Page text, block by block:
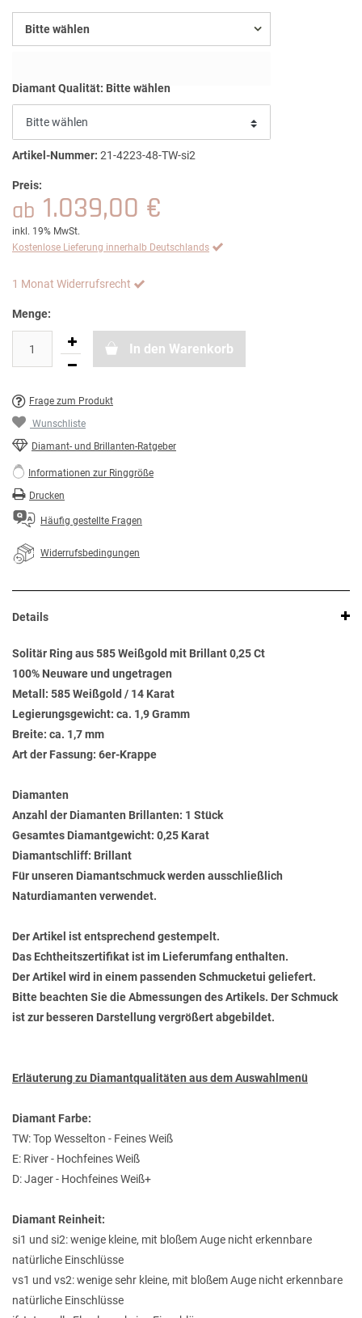
Bitte wählen
Diamant Qualität: Bitte wählen
Artikel-Nummer: 21-4223-48-TW-si2
Preis:
ab 1.039,00 €
inkl. 19% MwSt.
Kostenlose Lieferung innerhalb Deutschlands
1 Monat Widerrufsrecht
Menge:
In den Warenkorb
Frage zum Produkt
Wunschliste
Diamant- und Brillanten-Ratgeber
Informationen zur Ringgröße
Drucken
Häufig gestellte Fragen
Widerrufsbedingungen
Details
Solitär Ring aus 585 Weißgold mit Brillant 0,25 Ct
100% Neuware und ungetragen
Metall: 585 Weißgold / 14 Karat
Legierungsgewicht: ca. 1,9 Gramm
Breite: ca. 1,7 mm
Art der Fassung: 6er-Krappe
Diamanten
Anzahl der Diamanten Brillanten: 1 Stück
Gesamtes Diamantgewicht: 0,25 Karat
Diamantschliff: Brillant
Für unseren Diamantschmuck werden ausschließlich
Naturdiamanten verwendet.
Der Artikel ist entsprechend gestempelt.
Das Echtheitszertifikat ist im Lieferumfang enthalten.
Der Artikel wird in einem passenden Schmucketui geliefert.
Bitte beachten Sie die Abmessungen des Artikels. Der Schmuck
ist zur besseren Darstellung vergrößert abgebildet.
Erläuterung zu Diamantqualitäten aus dem Auswahlmenü
Diamant Farbe:
TW: Top Wesselton - Feines Weiß
E: River - Hochfeines Weiß
D: Jager - Hochfeines Weiß+
Diamant Reinheit:
si1 und si2: wenige kleine, mit bloßem Auge nicht erkennbare
natürliche Einschlüsse
vs1 und vs2: wenige sehr kleine, mit bloßem Auge nicht erkennbare
natürliche Einschlüsse